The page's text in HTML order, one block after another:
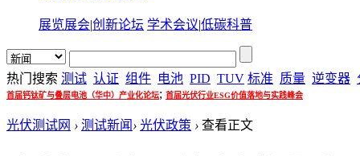
展览展会|创新论坛 学术会议|低碳科普
热门搜索 测试 认证 组件 电池 PID TUV 标准 质量 逆变器
首届钙钛矿与叠层电池（华中）产业化论坛; 首届光伏行业ESG价值落地与实践峰会
光伏测试网 › 测试新闻 › 光伏政策 › 查看正文